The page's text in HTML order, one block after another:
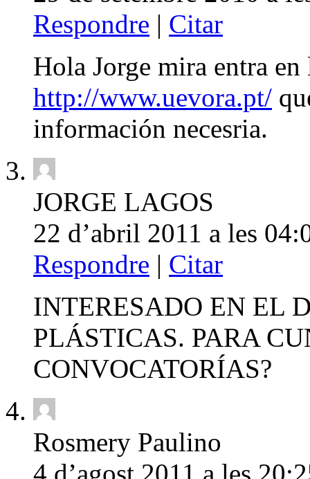
Respondre | Citar
Hola Jorge mira entra
http://www.uevora.pt/
información necesria.
JORGE LAGOS
22 d’abril 2011 a les
Respondre | Citar
INTERESADO EN EL
PLÁSTICAS. PARA
CONVOCATORÍAS?
Rosmery Paulino
4 d’agost 2011 a les